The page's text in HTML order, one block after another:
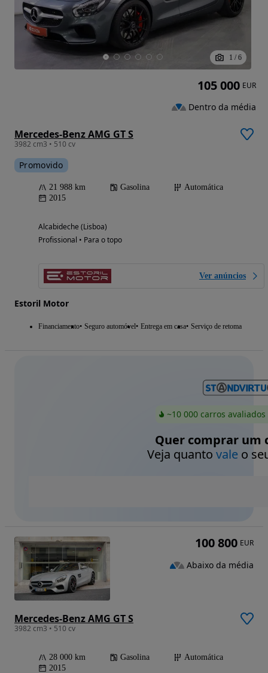
1 / 6
Mercedes-Benz AMG GT S
3982 cm3 • 510 cv
Promovido
21 988 km Gasolina
Automática
2015
Alcabideche (Lisboa)
Profissional • Para o topo
Ver anúncios
Estoril Motor
Financiamento Seguro automóvel Entrega em casa Serviço de retoma
105 000 EUR
Dentro da média
~10 000 carros
Quer comprar um
Veja quanto valeo
Mercedes-Benz AMG GT S
3982 cm3 • 510 cv
28 000 km Gasolina
Automática
2015
100 800 EUR
Abaixo da média